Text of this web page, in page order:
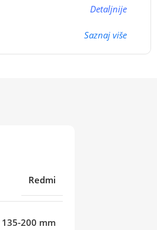
Detaljnije
Saznaj više
Redmi
135-200 mm